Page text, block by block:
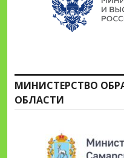
МИНИСТЕРСТВО
ОБЛАСТИ